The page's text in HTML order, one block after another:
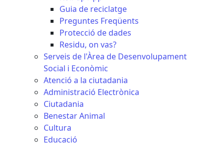
Guia de reciclatge
Preguntes Freqüents
Protecció de dades
Residu, on vas?
Serveis de l'Àrea de Desenvolupament
Social i Econòmic
Atenció a la ciutadania
Administració Electrònica
Ciutadania
Benestar Animal
Cultura
Educació